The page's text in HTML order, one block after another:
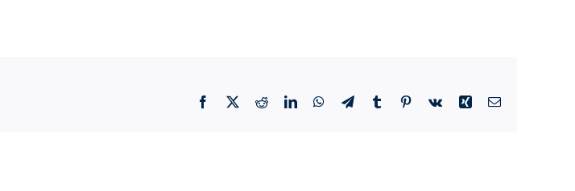
Facebook
X RedditLinkedInWhatsApp
TelegramTumblr Pinterest
Vk Xing Email